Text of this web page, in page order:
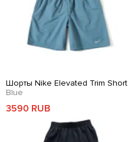
Шорты Nike Elevated Trim Short
Blue
3590 RUB